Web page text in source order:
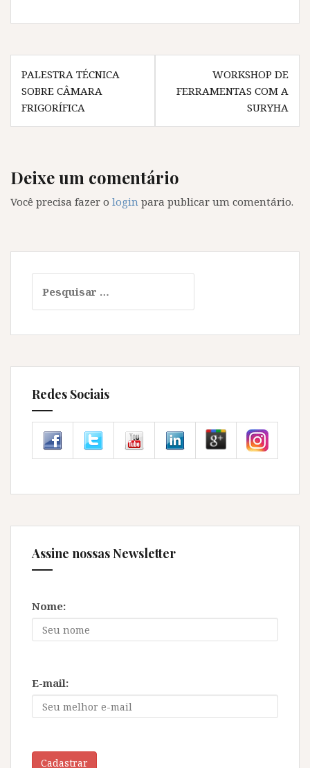
Navegação
de
Post
PALESTRA TÉCNICA
SOBRE CÂMARA
FRIGORÍFICA
WORKSHOP DE
FERRAMENTAS COM A
SURYHA
Deixe um comentário
Você precisa fazer o login para publicar um comentário.
por:
Redes Sociais
Assine nossas Newsletter
Nome:
E-mail:
Cadastrar